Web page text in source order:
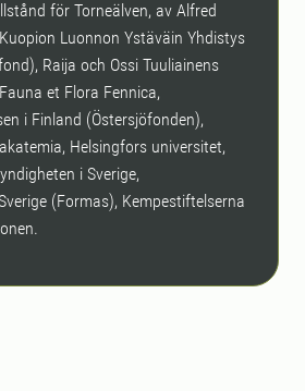
för Torneälven, av Alfred
Luonnon Ystäväin Yhdistys
Raija och Ossi Tuuliainens
et Flora Fennica,
i Finland (Östersjöfonden),
Helsingfors universitet,
i Sverige,
(Formas), Kempestiftelserna